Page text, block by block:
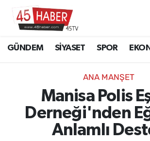
GÜNDEM SİYASET SPOR
ANA MANŞET
Manisa Polis
Derneği'nden
Anlamlı
SİYASET
EKONOMİ
3.SAYFA
Manisa Hava Durumu
Manisa Namaz Vakitleri
Manisa Trafik Yoğunluk
Süper Lig Puan Durumu ve